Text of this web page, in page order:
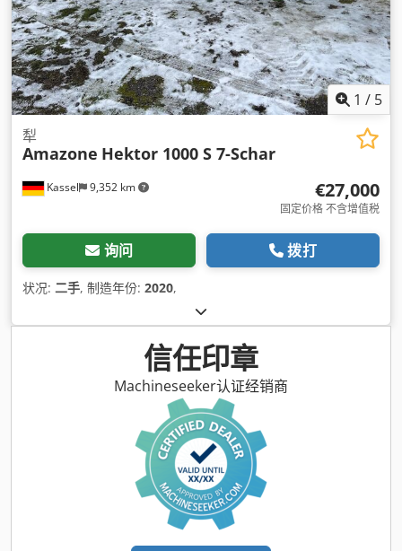
1 / 5
Kassel 9,352 km
犁
Amazone Hektor 1000 S 7-Schar
€27,000
固定价格 不含增值税
询问 拨打
状况: 二手, 制造年份: 2020,
信任印章
Machineseeker认证经销商